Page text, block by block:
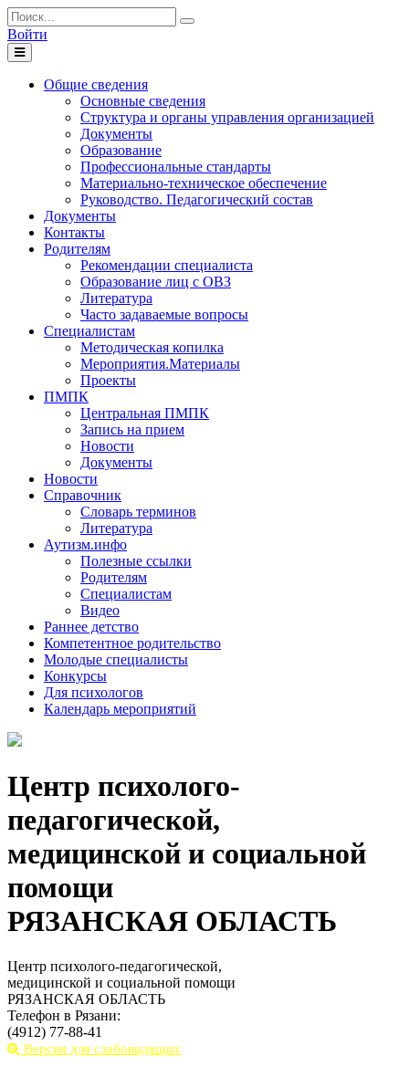
Войти
Toggle
navigation
Общие сведения
Основные сведения
Структура и органы управления организацией
Документы
Образование
Профессиональные стандарты
Материально-техническое обеспечение
Руководство. Педагогический состав
Документы
Контакты
Родителям
Рекомендации специалиста
Образование лиц с ОВЗ
Литература
Часто задаваемые вопросы
Специалистам
Методическая копилка
Мероприятия.Материалы
Проекты
ПМПК
Центральная ПМПК
Запись на прием
Новости
Документы
Новости
Справочник
Словарь терминов
Литература
Аутизм.инфо
Полезные ссылки
Родителям
Специалистам
Видео
Раннее детство
Компетентное родительство
Молодые специалисты
Конкурсы
Для психологов
Календарь мероприятий
Центр психолого-
педагогической,
медицинской и социальной
помощи
РЯЗАНСКАЯ ОБЛАСТЬ
Центр психолого-педагогической,
медицинской и социальной помощи
РЯЗАНСКАЯ ОБЛАСТЬ
Телефон в Рязани:
(4912) 77-88-41
Версия для слабовидящих